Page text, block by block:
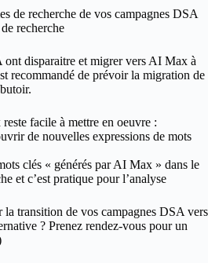
de recherche de vos campagnes DSA
recherche
ont disparaitre et migrer vers AI Max à
recommandé de prévoir la migration de
facile à mettre en oeuvre :
de nouvelles expressions de mots
clés « générés par AI Max » dans le
et c’est pratique pour l’analyse
la transition de vos campagnes DSA vers
? Prenez rendez-vous pour un